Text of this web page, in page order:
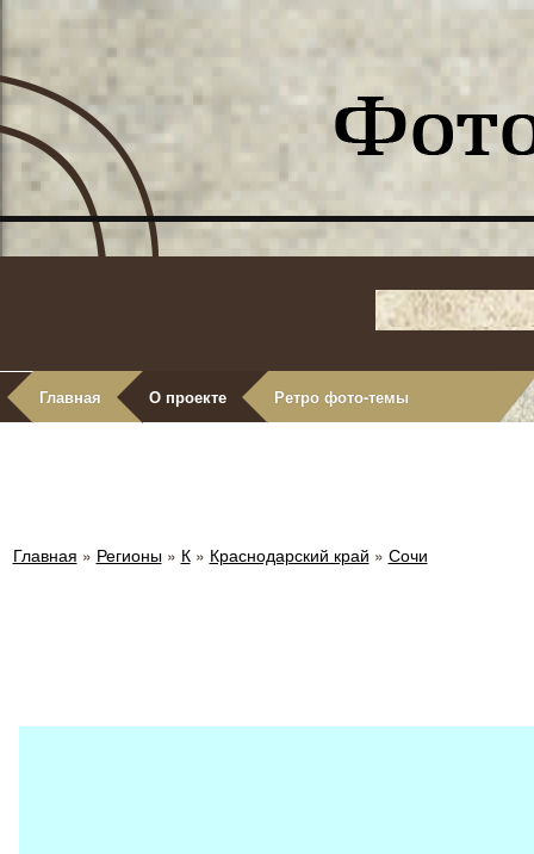
Главная О проекте Ретро фото-темы
Главная » Регионы» К» Краснодарский край » Сочи